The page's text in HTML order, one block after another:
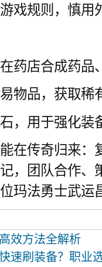
戏规则，慎用
药店合成药品
物品，获取稀
，用于强化装
在传奇归来：
，团队合作、
玛法勇士武运
效方法全解析
速刷装备？职业